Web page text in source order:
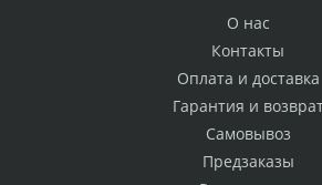
О нас
Контакты
Оплата и доставка
Гарантия и
Самовывоз
Предзаказы